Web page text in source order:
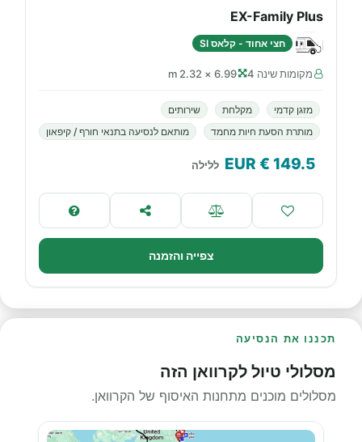
EX-Family Plus
חצי אחוד - קלאס SI
מקומות שינה 4 6.99 × 2.32 m
מזגן קדמי מקלחת
שירותים
מותרת הסעת חיות מחמד
מותאם לנסיעה בתנאי חורף / קיפאון
149.5
€ EUR ללילה
צפייה והזמנה
תכננו את הנסיעה
מסלולי טיול לקרוואן הזה
מסלולים מוכנים מתחנות האיסוף של הקרוואן.